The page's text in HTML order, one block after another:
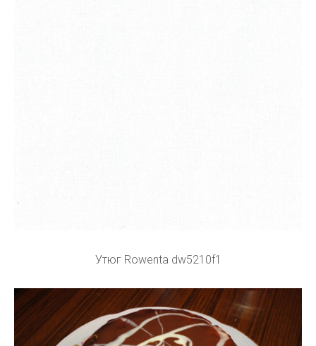
Утюг Rowenta dw5210f1